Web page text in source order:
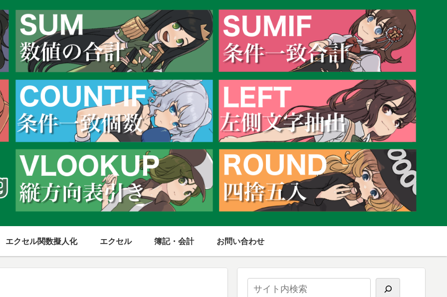
エクセル関数擬人化 エクセル 簿記・会計 お問い合わせ